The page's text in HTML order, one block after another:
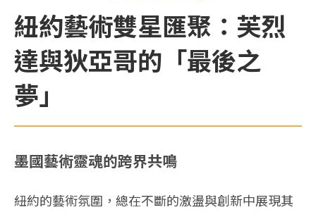
紐約藝術雙星匯聚：芙烈
達與狄亞哥的「最後之
夢」
墨國藝術靈魂的跨界共鳴
紐約的藝術氛圍，總在不斷的激盪與創新中展現其